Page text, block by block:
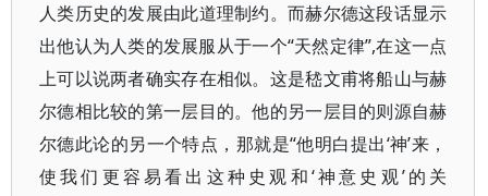
人类历史的发展由此道理制约。而赫尔德这段话显示
出他认为人类的发展服从于一个“天然定律”,在这一点
上可以说两者确实存在相似。这是嵇文甫将船山与赫
尔德相比较的第一层目的。他的另一层目的则源自赫
尔德此论的另一个特点，那就是“他明白提出‘神’来，
使我们更容易看出这种史观和‘神意史观’的关